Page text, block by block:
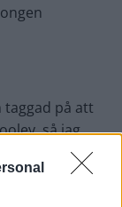
taggad på att
så jag
om klubben,
och